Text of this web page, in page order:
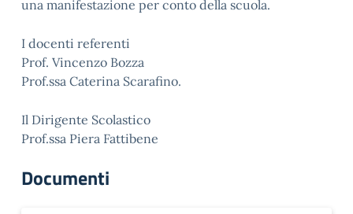
una manifestazione per conto della scuola.
I docenti referenti
Prof. Vincenzo Bozza
Prof.ssa Caterina Scarafino.
Il Dirigente Scolastico
Prof.ssa Piera Fattibene
Documenti